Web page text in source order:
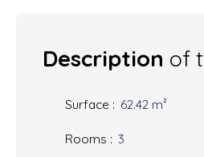
Description of
Surface : 62.42 m²
Rooms : 3